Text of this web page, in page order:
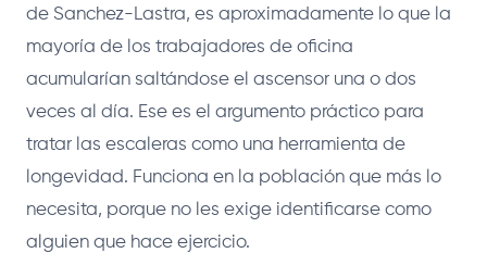
de Sanchez-Lastra, es aproximadamente lo que la
mayoría de los trabajadores de oficina
acumularían saltándose el ascensor una o dos
veces al día. Ese es el argumento práctico para
tratar las escaleras como una herramienta de
longevidad. Funciona en la población que más lo
necesita, porque no les exige identificarse como
alguien que hace ejercicio.